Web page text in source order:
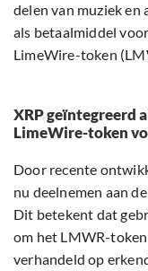
delen van muziek en
als betaalmiddel
LimeWire-token
XRP geïntegreerd
LimeWire-token
Door recente
nu deelnemen aan
Dit betekent dat
om het LMWR-
verhandeld op